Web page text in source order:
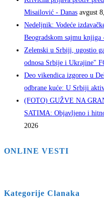
Misailović - Danas avgust
Nedeljnik: Vodeće
Beogradskom sajmu knjiga
Zelenski u Srbiji, ugostio
odnosa Srbije i Ukrajine"
Deo vikendica izgoreo u
odbrane kuće: U Srbiji
(FOTO) GUŽVE NA
SATIMA: Objavljeno i
2026
ONLINE VESTI
Kategorije Clanaka